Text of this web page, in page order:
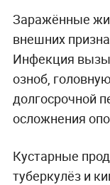
Заражённые
внешних
Инфекция
озноб,
долгосрочной
осложнения
Кустарные
туберкулёз и